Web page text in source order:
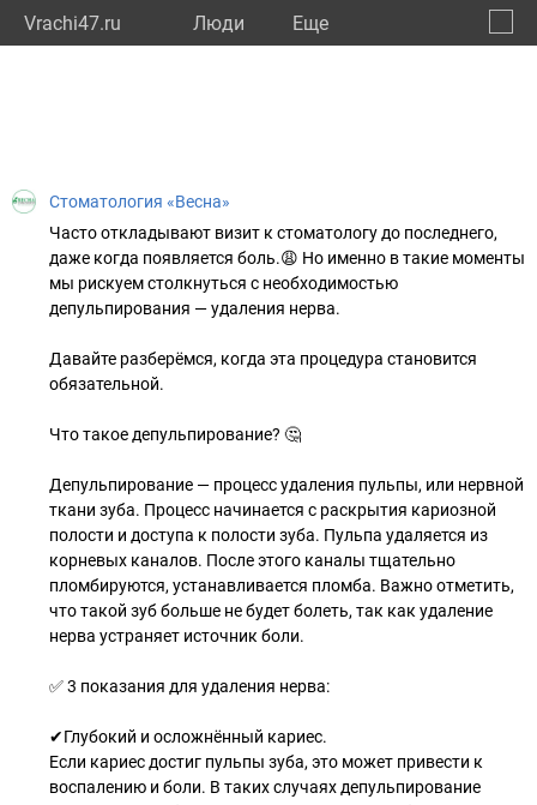
Vrachi47.ru Люди Eще
Стоматология «Весна»
Часто откладывают визит к стоматологу до последнего,
даже когда появляется боль.😩 Но именно в такие моменты
мы рискуем столкнуться с необходимостью
депульпирования — удаления нерва.
Давайте разберёмся, когда эта процедура становится
обязательной.
Что такое депульпирование? 🤔
Депульпирование — процесс удаления пульпы, или нервной
ткани зуба. Процесс начинается с раскрытия кариозной
полости и доступа к полости зуба. Пульпа удаляется из
корневых каналов. После этого каналы тщательно
пломбируются, устанавливается пломба. Важно отметить,
что такой зуб больше не будет болеть, так как удаление
нерва устраняет источник боли.
✅ 3 показания для удаления нерва:
✔Глубокий и осложнённый кариес.
Если кариес достиг пульпы зуба, это может привести к
воспалению и боли. В таких случаях депульпирование